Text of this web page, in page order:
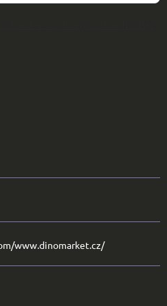
www.dinomarket.cz/